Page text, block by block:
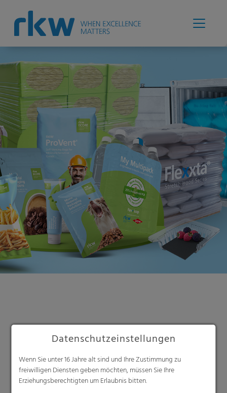
Suche
Datenschutzeinstellungen
Wenn Sie unter 16 Jahre alt sind und Ihre Zustimmung zu
freiwilligen Diensten geben möchten, müssen Sie Ihre
Erziehungsberechtigten um Erlaubnis bitten.